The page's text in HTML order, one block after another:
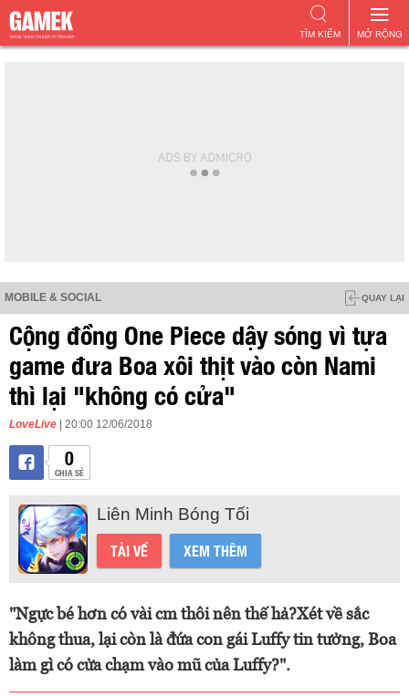
MỞ RỘNG
TÌM KIẾM
MOBILE & SOCIAL QUAY LẠI
Cộng đồng One Piece dậy sóng vì tựa
game đưa Boa xôi thịt vào còn Nami
thì lại "không có cửa"
LoveLive | 20:00 12/06/2018
0
CHIA SẺ
Liên Minh Bóng Tối
TẢI VỀ XEM THÊM
"Ngực bé hơn có vài cm thôi nên thế hả?Xét về sắc
không thua, lại còn là đứa con gái Luffy tin tưởng, Boa
làm gì có cửa chạm vào mũ của Luffy?".